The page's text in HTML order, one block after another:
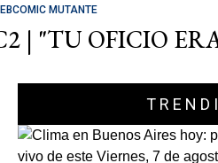
MUTANTE
| "TU OFICIO